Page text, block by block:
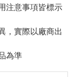
注意事項皆標示
，實際以廠商出
為準